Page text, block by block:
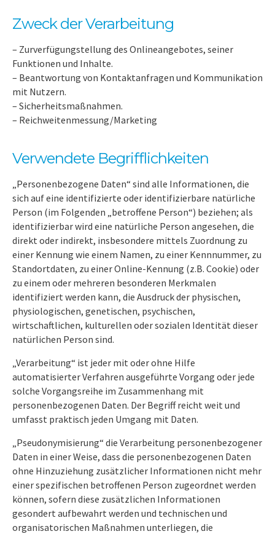
Zweck der Verarbeitung
– Zurverfügungstellung des Onlineangebotes, seiner
Funktionen und Inhalte.
– Beantwortung von Kontaktanfragen und Kommunikation
mit Nutzern.
– Sicherheitsmaßnahmen.
– Reichweitenmessung/Marketing
Verwendete Begrifflichkeiten
„Personenbezogene Daten“ sind alle Informationen, die
sich auf eine identifizierte oder identifizierbare natürliche
Person (im Folgenden „betroffene Person“) beziehen; als
identifizierbar wird eine natürliche Person angesehen, die
direkt oder indirekt, insbesondere mittels Zuordnung zu
einer Kennung wie einem Namen, zu einer Kennnummer, zu
Standortdaten, zu einer Online-Kennung (z.B. Cookie) oder
zu einem oder mehreren besonderen Merkmalen
identifiziert werden kann, die Ausdruck der physischen,
physiologischen, genetischen, psychischen,
wirtschaftlichen, kulturellen oder sozialen Identität dieser
natürlichen Person sind.
„Verarbeitung“ ist jeder mit oder ohne Hilfe
automatisierter Verfahren ausgeführte Vorgang oder jede
solche Vorgangsreihe im Zusammenhang mit
personenbezogenen Daten. Der Begriff reicht weit und
umfasst praktisch jeden Umgang mit Daten.
„Pseudonymisierung“ die Verarbeitung personenbezogener
Daten in einer Weise, dass die personenbezogenen Daten
ohne Hinzuziehung zusätzlicher Informationen nicht mehr
einer spezifischen betroffenen Person zugeordnet werden
können, sofern diese zusätzlichen Informationen
gesondert aufbewahrt werden und technischen und
organisatorischen Maßnahmen unterliegen, die